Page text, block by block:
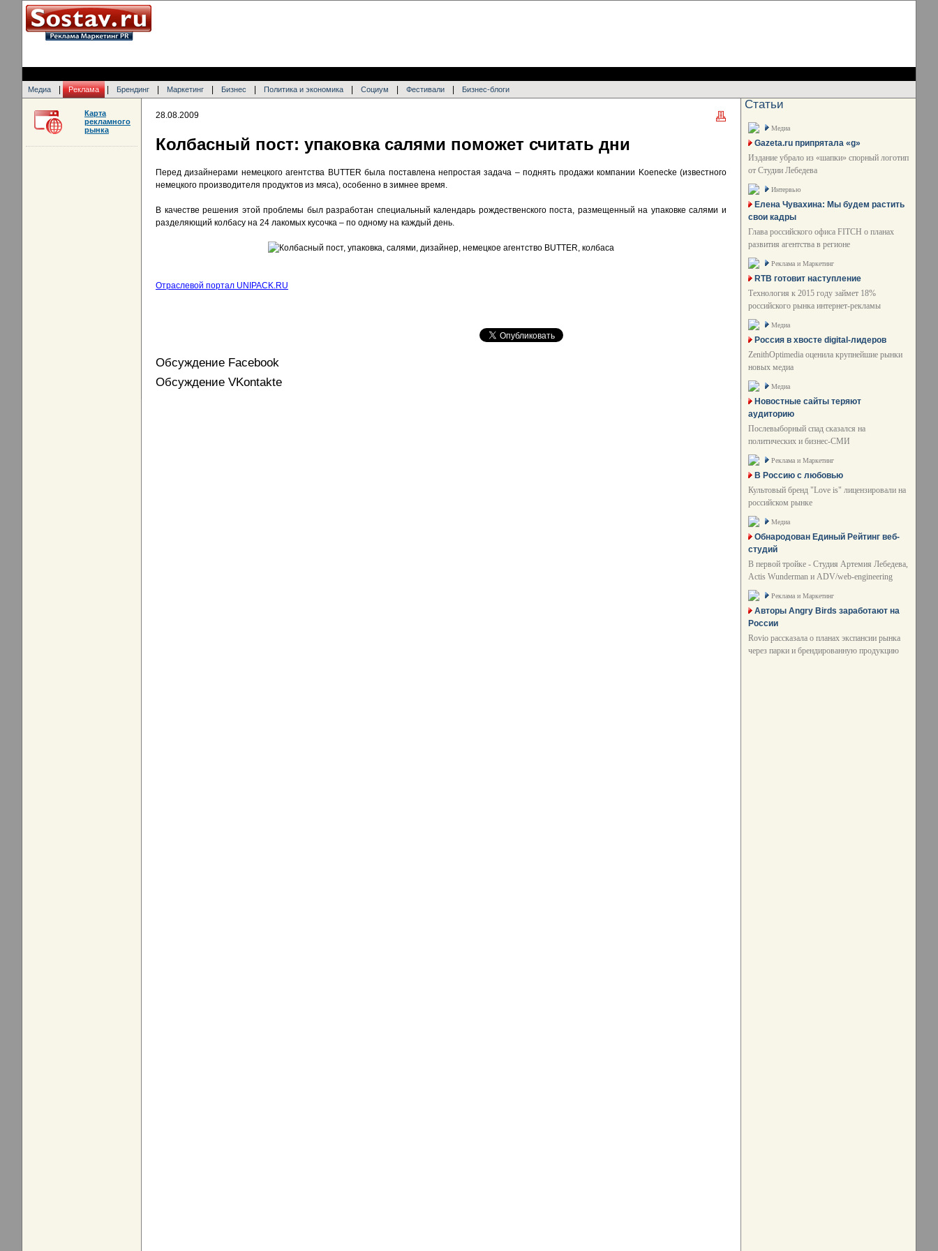
Медиа Реклама Брендинг Маркетинг Бизнес Политика и экономика Социум Фестивали Бизнес-блоги
28.08.2009
Колбасный пост: упаковка салями поможет считать дни
Перед дизайнерами немецкого агентства BUTTER была поставлена непростая задача – поднять продажи компании Koenecke (известного
немецкого производителя продуктов из мяса), особенно в зимнее время.
В качестве решения этой проблемы был разработан специальный календарь рождественского поста, размещенный на упаковке салями и
разделяющий колбасу на 24 лакомых кусочка – по одному на каждый день.
Отраслевой портал UNIPACK.RU
Обсуждение Facebook
Обсуждение VKontakte
Карта
рекламного
рынка
Статьи
Медиа
Gazeta.ru припрятала «g»
Издание убрало из «шапки» спорный логотип
от Студии Лебедева
Интервью
Елена Чувахина: Мы будем растить
свои кадры
Глава российского офиса FITCH о планах
развития агентства в регионе
Реклама и Маркетинг
RTB готовит наступление
Технология к 2015 году займет 18%
российского рынка интернет-рекламы
Медиа
Россия в хвосте digital-лидеров
ZenithOptimedia оценила крупнейшие рынки
новых медиа
Медиа
Новостные сайты теряют
аудиторию
Послевыборный спад сказался на
политических и бизнес-СМИ
Реклама и Маркетинг
В Россию с любовью
Культовый бренд "Love is" лицензировали на
российском рынке
Медиа
Обнародован Единый Рейтинг веб-
студий
В первой тройке - Студия Артемия Лебедева,
Actis Wunderman и ADV/web-engineering
Реклама и Маркетинг
Авторы Angry Birds заработают на
России
Rovio рассказала о планах экспансии рынка
через парки и брендированную продукцию